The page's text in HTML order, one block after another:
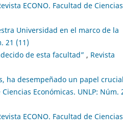
ECONO. Facultad de Ciencias
Universidad en el marco de la
21 (11)
de esta facultad” , Revista
ha desempeñado un papel
Económicas. UNLP: Núm.
ECONO. Facultad de Ciencias